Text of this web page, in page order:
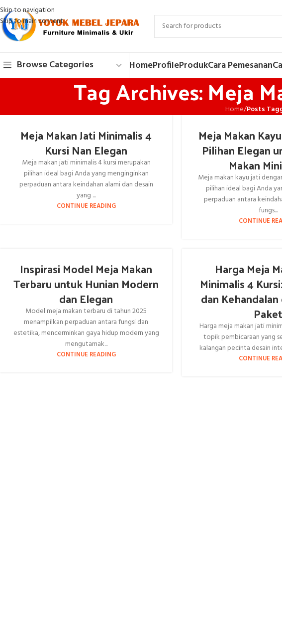
Skip to navigation
Skip to main content
Browse Categories HomeProfileProdukCara Pemesanan
Tag Archives: Meja
Home/Posts
Meja Makan Jati Minimalis 4
Kursi Nan Elegan
Meja makan jati minimalis 4 kursi merupakan
pilihan ideal bagi Anda yang menginginkan
perpaduan antara keindahan alami dan desain
yang ...
CONTINUE READING
Meja Makan
Pilihan Elegan
Makan
Meja makan kayu jati
pilihan ideal bagi Anda
perpaduan antara
fungs...
CONTINUE
Inspirasi Model Meja Makan
Terbaru untuk Hunian Modern
dan Elegan
Model meja makan terbaru di tahun 2025
menampilkan perpaduan antara fungsi dan
estetika, mencerminkan gaya hidup modern yang
mengutamak...
CONTINUE READING
Harga Meja
Minimalis 4
dan
Paket
Harga meja makan jati
topik pembicaraan yang
kalangan pecinta desain
CONTINUE